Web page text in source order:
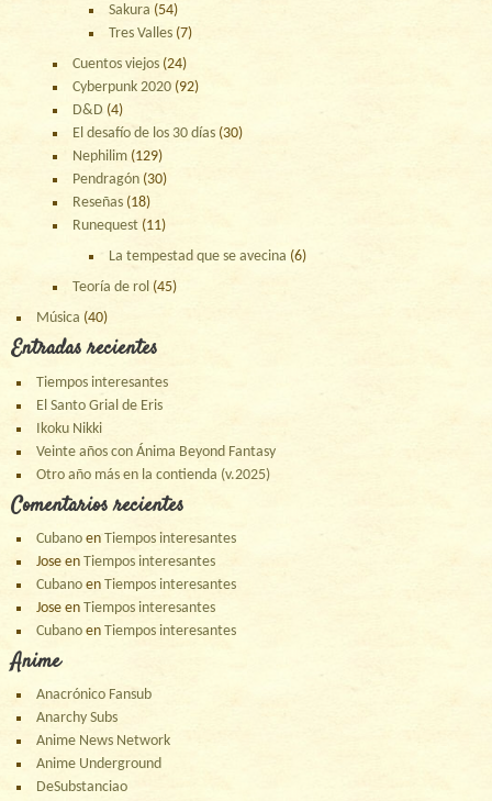
Sakura (54)
Tres Valles (7)
Cuentos viejos (24)
Cyberpunk 2020 (92)
D&D (4)
El desafío de los 30 días (30)
Nephilim (129)
Pendragón (30)
Reseñas (18)
Runequest (11)
La tempestad que se avecina (6)
Teoría de rol (45)
Música (40)
Entradas recientes
Tiempos interesantes
El Santo Grial de Eris
Ikoku Nikki
Veinte años con Ánima Beyond Fantasy
Otro año más en la contienda (v.2025)
Comentarios recientes
Cubano enTiempos interesantes
Jose enTiempos interesantes
Cubano enTiempos interesantes
Jose enTiempos interesantes
Cubano enTiempos interesantes
Anime
Anacrónico Fansub
Anarchy Subs
Anime News Network
Anime Underground
DeSubstanciao